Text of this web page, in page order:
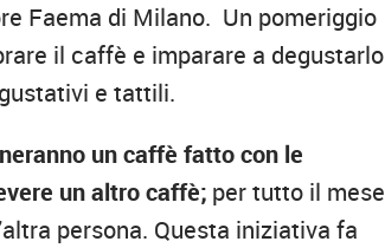
Faema di Milano. Un pomeriggio
il caffè e imparare a degustarlo
e tattili.
un caffè fatto con le
un altro caffè; per tutto il mese
persona. Questa iniziativa fa